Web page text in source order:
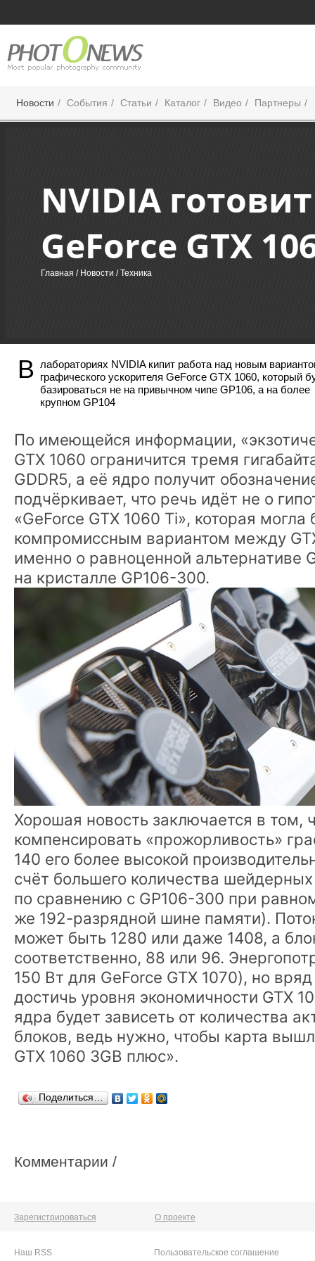
Новости События Статьи Каталог Видео Партнеры
NVIDIA
GeForce GTX
Главная / Новости / Техника
В
лабораториях NVIDIA кипит работа над новым
графического ускорителя GeForce GTX 1060, который
базироваться не на привычном чипе GP106, а на более
крупном GP104
По имеющейся информации,
GTX 1060 ограничится тремя
GDDR5, а её ядро получит
подчёркивает, что речь идёт не о
«GeForce GTX 1060 Ti», которая могла
компромиссным вариантом между
именно о равноценной альтернативе
на кристалле GP106-300.
Хорошая новость заключается в том,
компенсировать «прожорливость»
140 его более высокой
счёт большего количества
по сравнению с GP106-300 при
же 192-разрядной шине памяти).
может быть 1280 или даже 1408, а
соответственно, 88 или 96.
150 Вт для GeForce GTX 1070), но
достичь уровня экономичности GTX
ядра будет зависеть от количества
блоков, ведь нужно, чтобы карта
GTX 1060 3GB плюс».
Поделиться…
Комментарии /
Зарегистрироваться О проекте
Наш RSS Пользовательское соглашение